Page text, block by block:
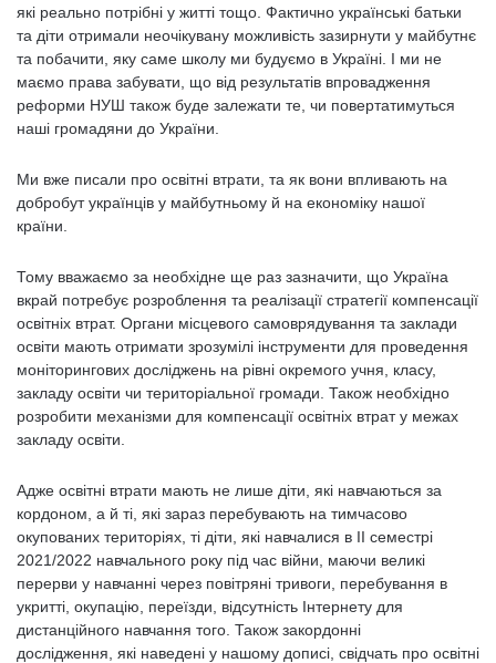
які реально потрібні у житті тощо. Фактично українські батьки
та діти отримали неочікувану можливість зазирнути у майбутнє
та побачити, яку саме школу ми будуємо в Україні. І ми не
маємо права забувати, що від результатів впровадження
реформи НУШ також буде залежати те, чи повертатимуться
наші громадяни до України.
Ми вже писали про освітні втрати, та як вони впливають на
добробут українців у майбутньому й на економіку нашої
країни.
Тому вважаємо за необхідне ще раз зазначити, що Україна
вкрай потребує розроблення та реалізації стратегії компенсації
освітніх втрат. Органи місцевого самоврядування та заклади
освіти мають отримати зрозумілі інструменти для проведення
моніторингових досліджень на рівні окремого учня, класу,
закладу освіти чи територіальної громади. Також необхідно
розробити механізми для компенсації освітніх втрат у межах
закладу освіти.
Адже освітні втрати мають не лише діти, які навчаються за
кордоном, а й ті, які зараз перебувають на тимчасово
окупованих територіях, ті діти, які навчалися в ІІ семестрі
2021/2022 навчального року під час війни, маючи великі
перерви у навчанні через повітряні тривоги, перебування в
укритті, окупацію, переїзди, відсутність Інтернету для
дистанційного навчання того. Також закордонні
дослідження, які наведені у нашому дописі, свідчать про освітні